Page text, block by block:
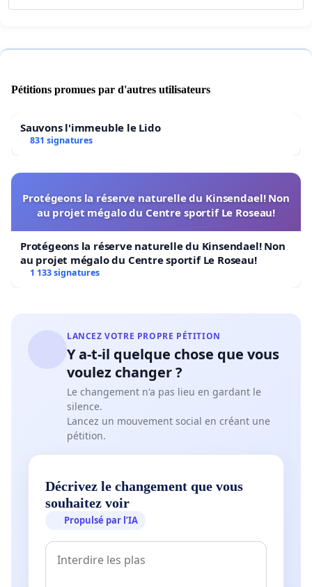
Pétitions promues par d'autres utilisateurs
Sauvons l'immeuble le Lido
831 signatures
Protégeons la réserve naturelle du Kinsendael! Non
au projet mégalo du Centre sportif Le Roseau!
Protégeons la réserve naturelle du Kinsendael! Non
au projet mégalo du Centre sportif Le Roseau!
1 133 signatures
LANCEZ VOTRE PROPRE PÉTITION
Y a-t-il quelque chose que vous
voulez changer ?
Le changement n'a pas lieu en gardant le
silence.
Lancez un mouvement social en créant une
pétition.
Décrivez le changement que vous
souhaitez voir
Propulsé par l’IA